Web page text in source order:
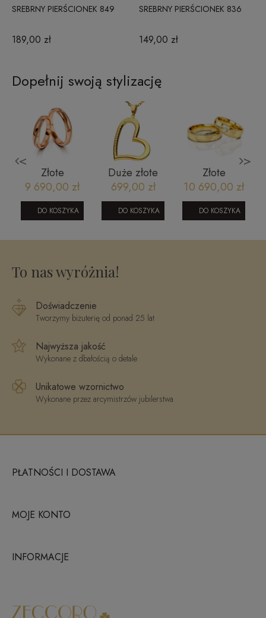
SREBRNY PIERŚCIONEK 849
189,00 zł
SREBRNY PIERŚCIONEK 836
149,00 zł
Dopełnij swoją stylizację
<
Złote
obrączki
ślubne model
323 różowe
złoto
9 690,00 zł
DO KOSZYKA
Duże złote
serce
zawieszka -
ramka
699,00 zł
DO KOSZYKA
Złote
obrączki
ślubne z
brylantami
model 331
10 690,00 zł
DO KOSZYKA
>
To nas wyróżnia!
Doświadczenie
Tworzymy biżuterię od ponad 25 lat
Najwyższa jakość
Wykonane z dbałością o detale
Unikatowe wzornictwo
Wykonane przez arcymistrzów jubilerstwa
PŁATNOŚCI I DOSTAWA
MOJE KONTO
INFORMACJE